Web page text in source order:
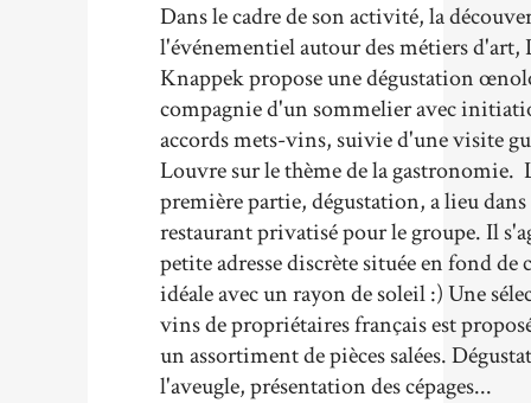
Dans le cadre de son activité, la
l'événementiel autour des métiers d'art,
Knappek propose une dégustation
compagnie d'un sommelier avec
accords mets-vins, suivie d'une visite
Louvre sur le thème de la gastronomie.
première partie, dégustation, a lieu
restaurant privatisé pour le groupe. Il
petite adresse discrète située en fond de
idéale avec un rayon de soleil :) Une
vins de propriétaires français est
un assortiment de pièces salées.
l'aveugle, présentation des cépages...